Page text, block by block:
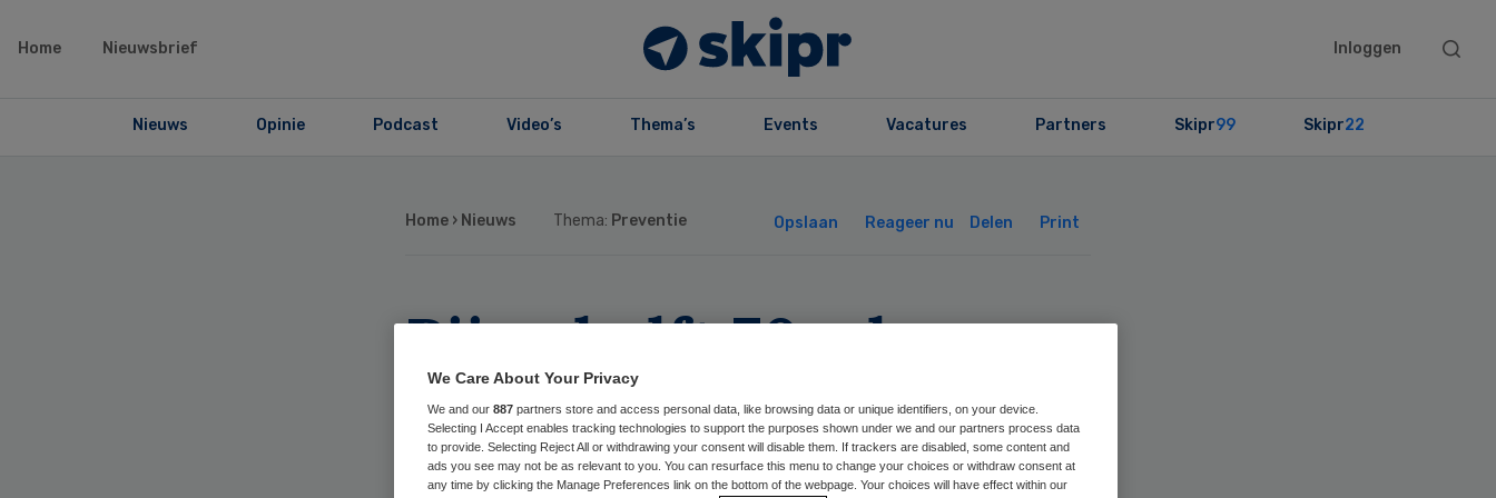
Home Nieuwsbrief Inloggen
Search
Nieuws Opinie Podcast Video’s Thema’s Events Vacatures Partners Skipr99 Skipr22
Home › Nieuws Thema: Preventie Opslaan Reageer nu Delen Print
Bijna helft 70-plussers
heeft herhaalprik
gehad
We Care About Your Privacy
We and our 887 partners store and access personal data, like browsing data or unique identifiers, on your device.
Selecting I Accept enables tracking technologies to support the purposes shown under we and our partners process data
to provide. Selecting Reject All or withdrawing your consent will disable them. If trackers are disabled, some content and
ads you see may not be as relevant to you. You can resurface this menu to change your choices or withdraw consent at
any time by clicking the Manage Preferences link on the bottom of the webpage. Your choices will have effect within our